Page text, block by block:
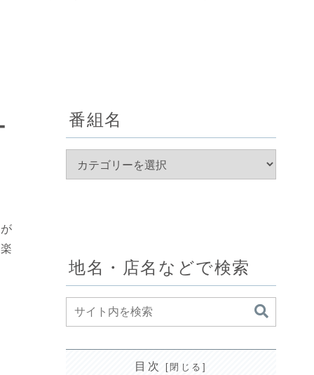
番組名
地名・店名などで検索
目次